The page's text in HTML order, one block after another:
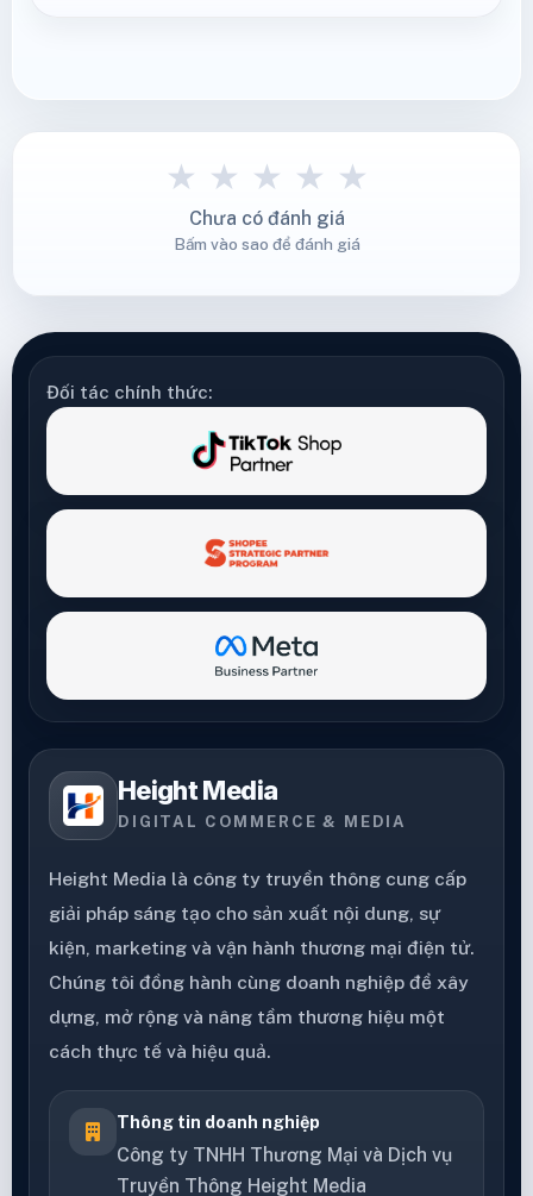
★ ★ ★ ★ ★
Chưa có đánh giá
Bấm vào sao để đánh giá
Đối tác chính thức:
Height Media
DIGITAL COMMERCE & MEDIA
Height Media là công ty truyền thông cung cấp
giải pháp sáng tạo cho sản xuất nội dung, sự
kiện, marketing và vận hành thương mại điện tử.
Chúng tôi đồng hành cùng doanh nghiệp để xây
dựng, mở rộng và nâng tầm thương hiệu một
cách thực tế và hiệu quả.
Thông tin doanh nghiệp
Công ty TNHH Thương Mại và Dịch vụ
Truyền Thông Height Media